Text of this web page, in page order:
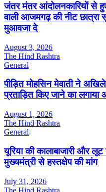
जंतर मंतर आंदोलनकारियों से
वाली आजमगढ़ की नीट छात्रा
मुआवजा दे
August 3, 2026
The Hind Rashtra
General
पीड़ित मोहसिन मेवाती ने
प्रताड़ित किए जाने का लगाया
August 1, 2026
The Hind Rashtra
General
यूरिया की कालाबाजारी और
मुख्यमंत्री से हस्तक्षेप की मांग
July 31, 2026
The Hind Rashtra